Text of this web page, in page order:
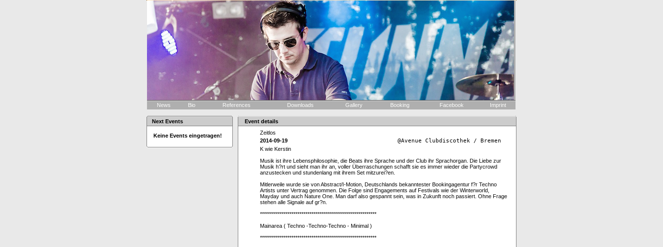
News Bio References Downloads Gallery Booking Facebook Imprint
Next Events
Keine Events eingetragen!
Event details
Zeitlos
2014-09-19
@Avenue Clubdiscothek / Bremen
K wie Kerstin
Musik ist ihre Lebensphilosophie, die Beats ihre Sprache und der Club ihr Sprachorgan. Die Liebe zur
Musik h?rt und sieht man ihr an, voller Überraschungen schafft sie es immer wieder die Partycrowd
anzustecken und stundenlang mit ihrem Set mitzurei?en.
Mitlerweile wurde sie von Abstract/I-Motion, Deutschlands bekanntester Bookingagentur f?r Techno
Artists unter Vertrag genommen. Die Folge sind Engagements auf Festivals wie der Winterworld,
Mayday und auch Nature One. Man darf also gespannt sein, was in Zukunft noch passiert. Ohne Frage
stehen alle Signale auf gr?n.
***********************************************************
Mainarea ( Techno -Techno-Techno - Minimal )
***********************************************************